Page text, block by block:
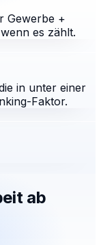
Gewerbe +
es zählt.
in unter einer
Faktor.
ab